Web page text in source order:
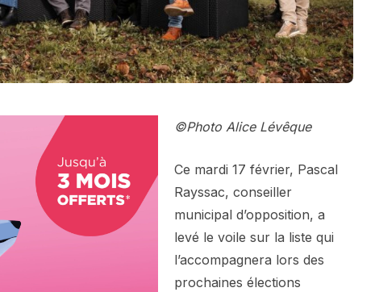
©Photo Alice Lévêque
Ce mardi 17 février, Pascal
Rayssac, conseiller
municipal d’opposition, a
levé le voile sur la liste qui
l’accompagnera lors des
prochaines élections